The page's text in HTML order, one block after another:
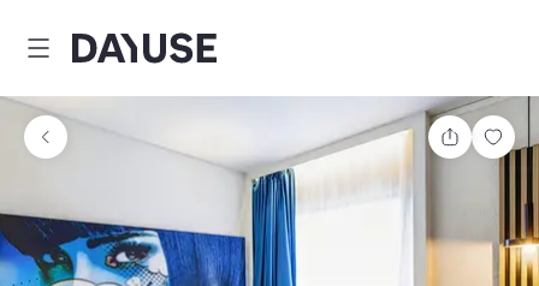
Dayuse
Teilen